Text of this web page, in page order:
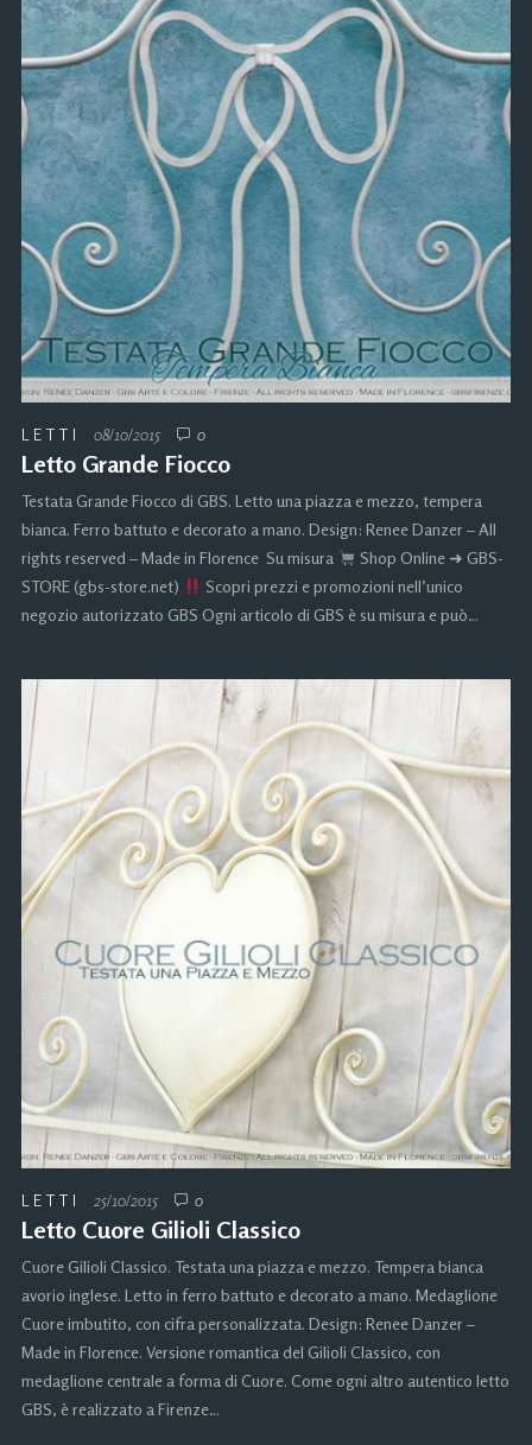
LETTI 08/10/2015 0
Letto Grande Fiocco
Testata Grande Fiocco di GBS. Letto una piazza e mezzo, tempera
bianca. Ferro battuto e decorato a mano. Design: Renee Danzer – All
rights reserved – Made in Florence Su misura
Shop Online ➜ GBS-
STORE (gbs-store.net)
Scopri prezzi e promozioni nell’unico
negozio autorizzato GBS Ogni articolo di GBS è su misura e può…
LETTI 25/10/2015 0
Letto Cuore Gilioli Classico
Cuore Gilioli Classico. Testata una piazza e mezzo. Tempera bianca
avorio inglese. Letto in ferro battuto e decorato a mano. Medaglione
Cuore imbutito, con cifra personalizzata. Design: Renee Danzer –
Made in Florence. Versione romantica del Gilioli Classico, con
medaglione centrale a forma di Cuore. Come ogni altro autentico letto
GBS, è realizzato a Firenze…